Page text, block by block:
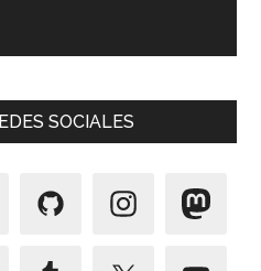
SOCIALES